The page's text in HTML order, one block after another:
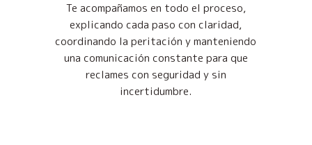
Te acompañamos en todo el proceso,
explicando cada paso con claridad,
coordinando la peritación y manteniendo
una comunicación constante para que
reclames con seguridad y sin
incertidumbre.